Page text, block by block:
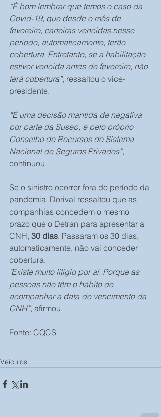
“É bom lembrar que temos o caso da
Covid-19, que desde o mês de
fevereiro, carteiras vencidas nesse
período, automaticamente, terão
cobertura. Entretanto, se a habilitação
estiver vencida antes de fevereiro, não
terá cobertura”, ressaltou o vice-
presidente.
“É uma decisão mantida de negativa
por parte da Susep, e pelo próprio
Conselho de Recursos do Sistema
Nacional de Seguros Privados”,
continuou.
Se o sinistro ocorrer fora do período da
pandemia, Dorival ressaltou que as
companhias concedem o mesmo
prazo que o Detran para apresentar a
CNH, 30 dias. Passaram os 30 dias,
automaticamente, não vai conceder
cobertura.
"Existe muito litígio por aí. Porque as
pessoas não têm o hábito de
acompanhar a data de vencimento da
CNH”, afirmou.
Fonte: CQCS
Veículos